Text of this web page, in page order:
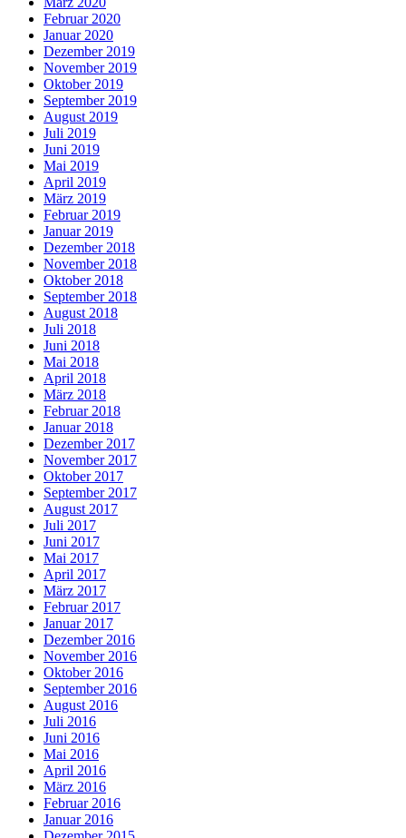
Februar 2020
Januar 2020
Dezember 2019
November 2019
Oktober 2019
September 2019
August 2019
Juli 2019
Juni 2019
Mai 2019
April 2019
März 2019
Februar 2019
Januar 2019
Dezember 2018
November 2018
Oktober 2018
September 2018
August 2018
Juli 2018
Juni 2018
Mai 2018
April 2018
März 2018
Februar 2018
Januar 2018
Dezember 2017
November 2017
Oktober 2017
September 2017
August 2017
Juli 2017
Juni 2017
Mai 2017
April 2017
März 2017
Februar 2017
Januar 2017
Dezember 2016
November 2016
Oktober 2016
September 2016
August 2016
Juli 2016
Juni 2016
Mai 2016
April 2016
März 2016
Februar 2016
Januar 2016